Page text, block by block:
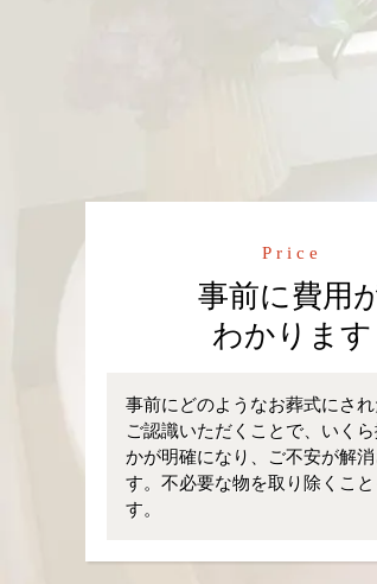
Price
事前に費用
わかります
事前にどのようなお葬式にさ
ご認識いただくことで、いく
かが明確になり、ご不安が解消
す。不必要な物を取り除くこと
す。